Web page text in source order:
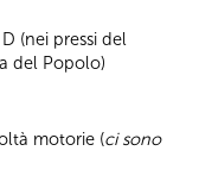
(nei pressi del
del Popolo)
motorie (ci sono